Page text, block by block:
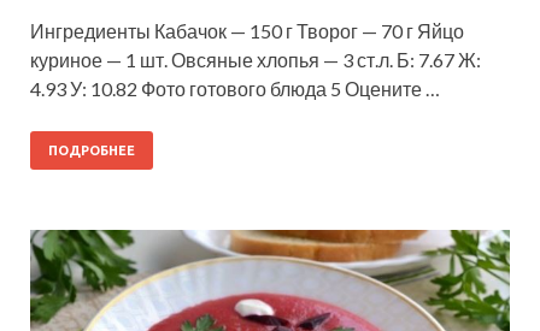
Ингредиенты Кабачок — 150 г Творог — 70 г Яйцо
куриное — 1 шт. Овсяные хлопья — 3 ст.л. Б: 7.67 Ж:
4.93 У: 10.82 Фото готового блюда 5 Оцените …
ПОДРОБНЕЕ